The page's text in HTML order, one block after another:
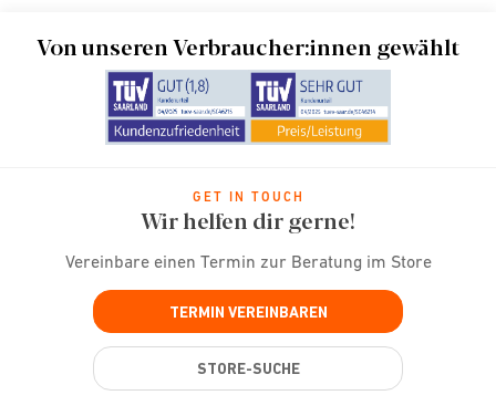
Von unseren Verbraucher:innen gewählt
GET IN TOUCH
Wir helfen dir gerne!
Vereinbare einen Termin zur Beratung im Store
TERMIN VEREINBAREN
STORE-SUCHE